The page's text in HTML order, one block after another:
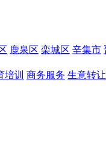
鹿泉区 栾城区 辛集市
培训 商务服务 生意转让